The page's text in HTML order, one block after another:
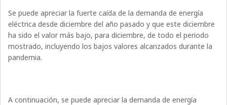
Se puede apreciar la fuerte caída de la demanda de energía
eléctrica desde diciembre del año pasado y que este diciembre
ha sido el valor más bajo, para diciembre, de todo el periodo
mostrado, incluyendo los bajos valores alcanzados durante la
pandemia.
A continuación, se puede apreciar la demanda de energía